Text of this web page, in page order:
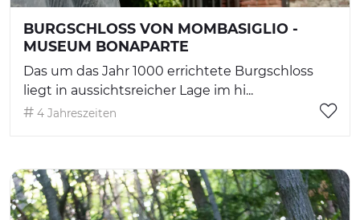
BURGSCHLOSS VON MOMBASIGLIO -
MUSEUM BONAPARTE
Das um das Jahr 1000 errichtete Burgschloss
liegt in aussichtsreicher Lage im hi...
4 Jahreszeiten